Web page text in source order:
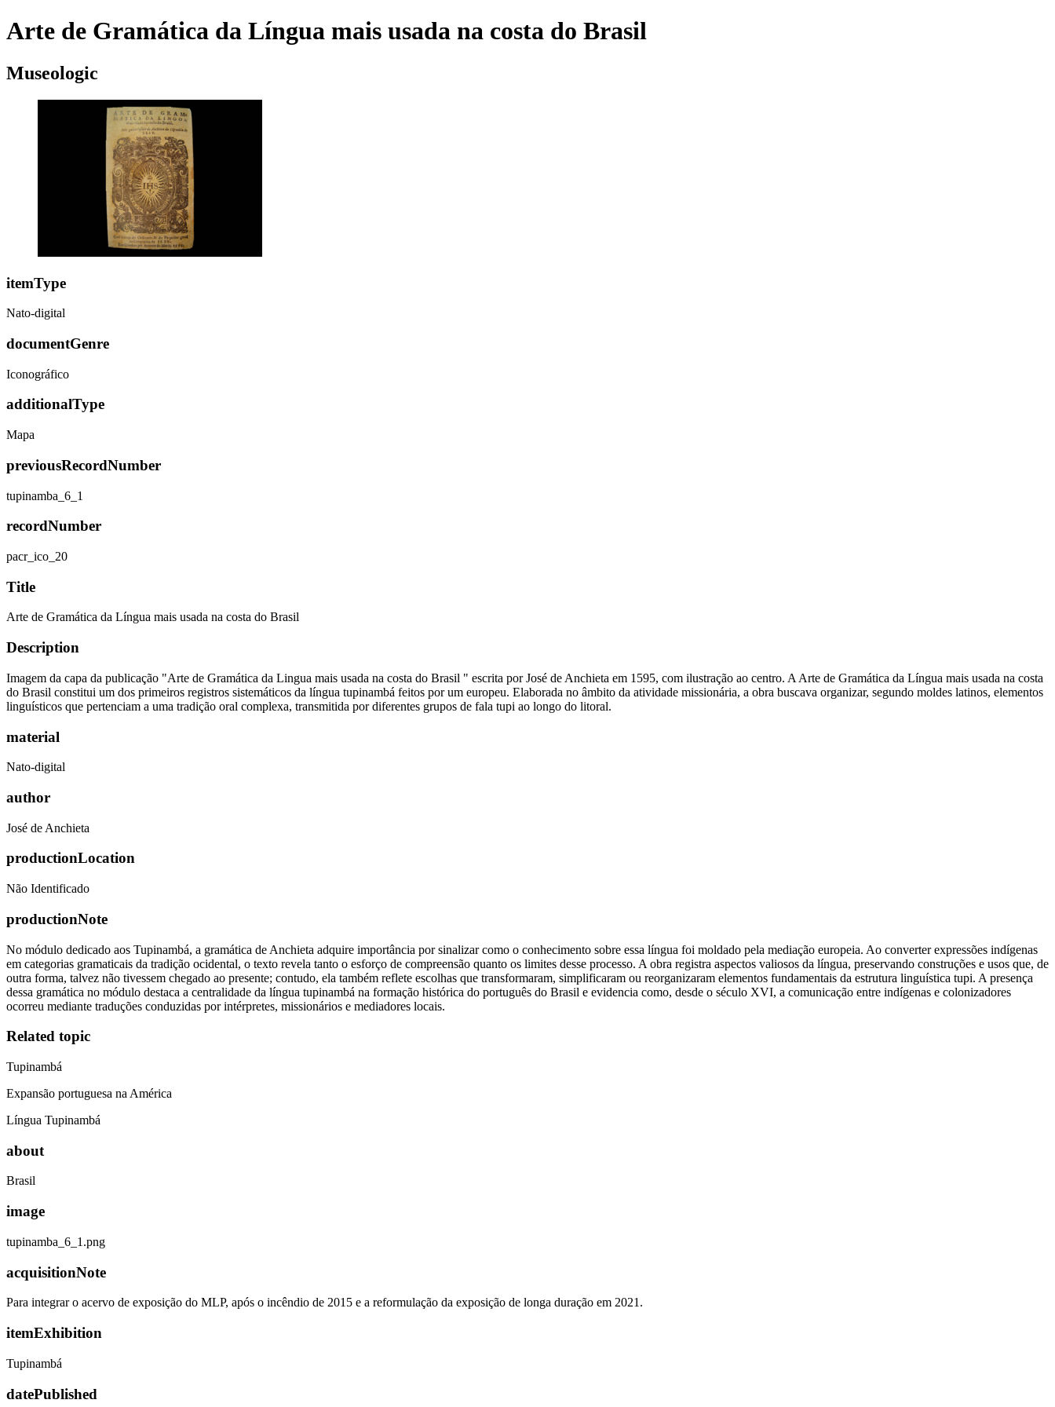
Arte de Gramática da Língua mais usada na costa do Brasil
Museologic
itemType
Nato-digital
documentGenre
Iconográfico
additionalType
Mapa
previousRecordNumber
tupinamba_6_1
recordNumber
pacr_ico_20
Title
Arte de Gramática da Língua mais usada na costa do Brasil
Description
Imagem da capa da publicação "Arte de Gramática da Lingua mais usada na costa do Brasil " escrita por José de Anchieta em 1595, com ilustração ao centro. A Arte de Gramática da Língua mais usada na costa
do Brasil constitui um dos primeiros registros sistemáticos da língua tupinambá feitos por um europeu. Elaborada no âmbito da atividade missionária, a obra buscava organizar, segundo moldes latinos, elementos
linguísticos que pertenciam a uma tradição oral complexa, transmitida por diferentes grupos de fala tupi ao longo do litoral.
material
Nato-digital
author
José de Anchieta
productionLocation
Não Identificado
productionNote
No módulo dedicado aos Tupinambá, a gramática de Anchieta adquire importância por sinalizar como o conhecimento sobre essa língua foi moldado pela mediação europeia. Ao converter expressões indígenas
em categorias gramaticais da tradição ocidental, o texto revela tanto o esforço de compreensão quanto os limites desse processo. A obra registra aspectos valiosos da língua, preservando construções e usos que, de
outra forma, talvez não tivessem chegado ao presente; contudo, ela também reflete escolhas que transformaram, simplificaram ou reorganizaram elementos fundamentais da estrutura linguística tupi. A presença
dessa gramática no módulo destaca a centralidade da língua tupinambá na formação histórica do português do Brasil e evidencia como, desde o século XVI, a comunicação entre indígenas e colonizadores
ocorreu mediante traduções conduzidas por intérpretes, missionários e mediadores locais.
Related topic
Tupinambá
Expansão portuguesa na América
Língua Tupinambá
about
Brasil
image
tupinamba_6_1.png
acquisitionNote
Para integrar o acervo de exposição do MLP, após o incêndio de 2015 e a reformulação da exposição de longa duração em 2021.
itemExhibition
Tupinambá
datePublished